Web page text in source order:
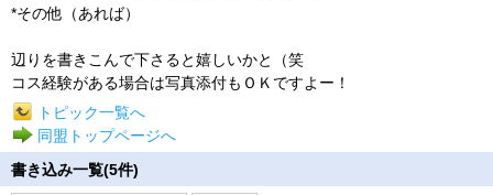
*その他（あれば）
辺りを書きこんで下さると嬉しいかと（笑
コス経験がある場合は写真添付もＯＫですよー！
トピック一覧へ
同盟トップページへ
書き込み一覧(5件)